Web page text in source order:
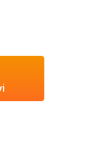
₫.